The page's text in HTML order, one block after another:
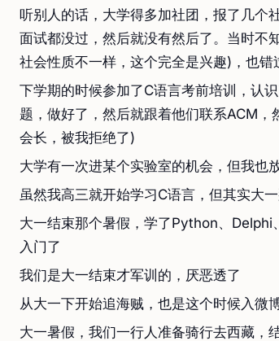
听别人的话，大学得多加社团，报了几个
面试都没过，然后就没有然后了。当时不
社会性质不一样，这个完全是兴趣)，也错
下学期的时候参加了C语言考前培训，认
题，做好了，然后就跟着他们联系ACM
会长，被我拒绝了)
大学有一次进某个实验室的机会，但我也
虽然我高三就开始学习C语言，但其实大
大一结束那个暑假，学了Python、
入门了
我们是大一结束才军训的，厌恶透了
从大一下开始追海贼，也是这个时候入微
大一暑假，我们一行人准备骑行去西藏，